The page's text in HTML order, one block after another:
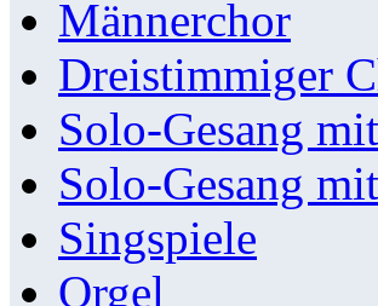
Männerchor
Dreistimmiger
Solo-Gesang
Solo-Gesang
Singspiele
Orgel